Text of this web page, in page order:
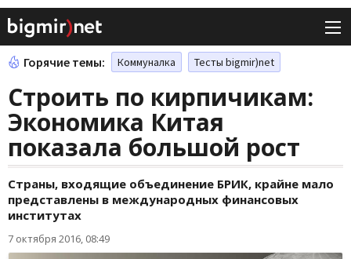
Горячие темы: Коммуналка Тесты bigmir)net
Строить по кирпичикам:
Экономика Китая
показала большой рост
Страны, входящие объединение БРИК, крайне мало
представлены в международных финансовых
институтах
7 октября 2016, 08:49